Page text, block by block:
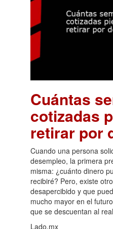
Cuántas
cotizadas
retirar por
Cuando una persona
desempleo, la primera
misma: ¿cuánto dinero
recibiré? Pero, existe
desapercibido y que
mucho mayor en el
que se descuentan al
Lado.mx